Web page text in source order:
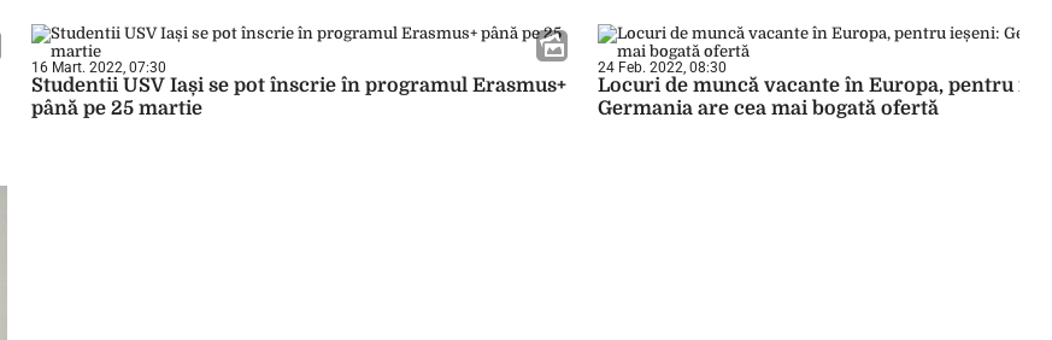
16 Mart. 2022, 07:30
Studentii USV Iași se pot înscrie în programul Erasmus+
până pe 25 martie
24 Feb. 2022, 08:30
Locuri de muncă vacante în Europa, pentru
Germania are cea mai bogată ofertă